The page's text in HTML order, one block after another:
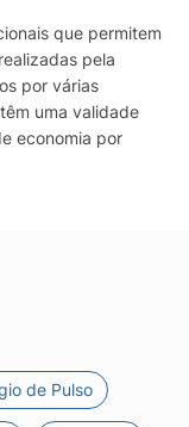
que permitem
pela
por várias
uma validade
economia por
de Pulso